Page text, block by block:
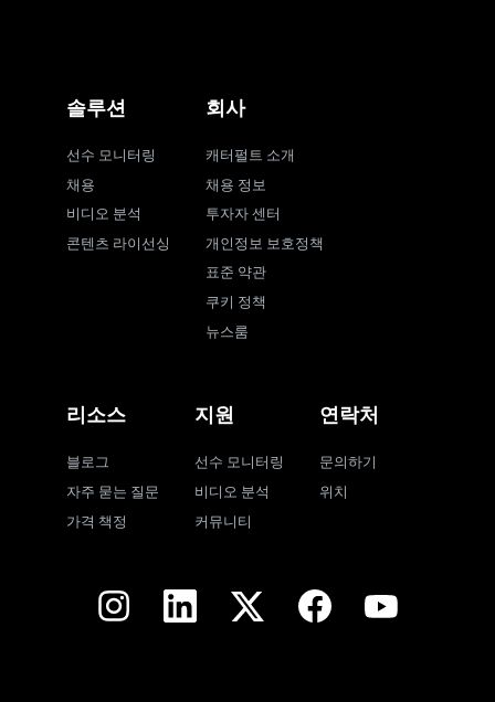
솔루션
선수 모니터링
채용
비디오 분석
콘텐츠 라이선싱
회사
캐터펄트 소개
채용 정보
투자자 센터
개인정보 보호정책
표준 약관
쿠키 정책
뉴스룸
리소스
블로그
자주 묻는 질문
가격 책정
지원
선수 모니터링
비디오 분석
커뮤니티
연락처
문의하기
위치